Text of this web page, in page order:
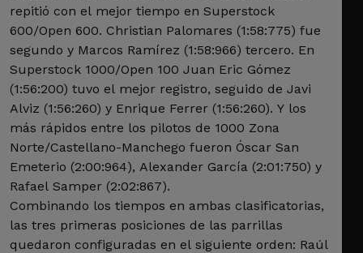
repitió con el mejor tiempo en Superstock
600/Open 600. Christian Palomares (1:58:775) fue
segundo y Marcos Ramírez (1:58:966) tercero. En
Superstock 1000/Open 100 Juan Eric Gómez
(1:56:200) tuvo el mejor registro, seguido de Javi
Alviz (1:56:260) y Enrique Ferrer (1:56:260). Y los
más rápidos entre los pilotos de 1000 Zona
Norte/Castellano-Manchego fueron Óscar San
Emeterio (2:00:964), Alexander García (2:01:750) y
Rafael Samper (2:02:867).
Combinando los tiempos en ambas clasificatorias,
las tres primeras posiciones de las parrillas
quedaron configuradas en el siguiente orden: Raúl